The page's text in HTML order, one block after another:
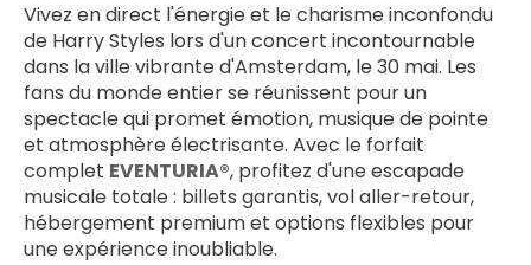
Vivez en direct l'énergie et le charisme inconfondu
de Harry Styles lors d'un concert incontournable
dans la ville vibrante d'Amsterdam, le 30 mai. Les
fans du monde entier se réunissent pour un
spectacle qui promet émotion, musique de pointe
et atmosphère électrisante. Avec le forfait
complet EVENTURIA®, profitez d'une escapade
musicale totale : billets garantis, vol aller-retour,
hébergement premium et options flexibles pour
une expérience inoubliable.